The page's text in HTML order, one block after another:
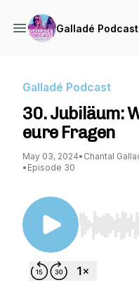
Galladé Podcast
Galladé Podcast
30. Jubiläum:
eure Fragen
May 03, 2024• Chantal
• Episode 30
Use Left/